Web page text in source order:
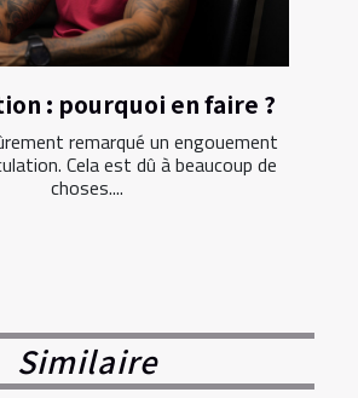
: pourquoi en faire ?
remarqué un engouement
Cela est dû à beaucoup de
choses....
Similaire